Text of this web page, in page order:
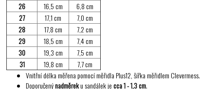
26
16,5 cm
6,8 cm
27
17,1 cm
7,0 cm
28
17,8 cm
7,2 cm
29
18,5 cm
7,4 cm
30
19,3 cm
7,5 cm
31
19,8 cm
7,7 cm
Vnitřní délka měřena pomocí měřidla Plus12, šířka měřidlem Clevermess.
Doporučenýnadměreku sandálek jecca 1 - 1,3 cm.